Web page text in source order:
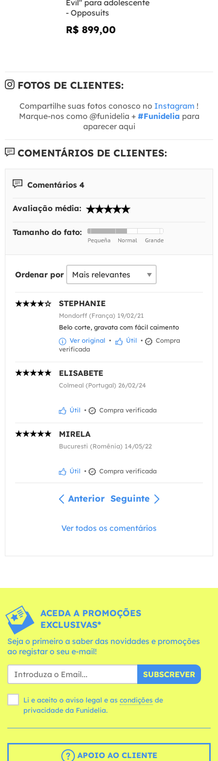
Evil" para adolescente
- Opposuits
R$ 899,00
FOTOS DE CLIENTES:
Compartilhe suas fotos conosco no Instagram !
Marque-nos como @funidelia + #Funidelia para
aparecer aqui
COMENTÁRIOS DE CLIENTES:
Comentários 4
Avaliação média:
Tamanho do fato:
Ordenar por
STEPHANIE
Mondorff (França) 19/02/21
Belo corte, gravata com fácil caimento
Ver original • Útil •
Compra
verificada
ELISABETE
Colmeal (Portugal) 26/02/24
Útil • Compra verificada
MIRELA
Bucuresti (Romênia) 14/05/22
Útil • Compra verificada
Anterior Seguinte
Ver todos os comentários
ACEDA A PROMOÇÕES
EXCLUSIVAS*
Seja o primeiro a saber das novidades e promoções
ao registar o seu e-mail!
SUBSCREVER
Li e aceito o aviso legal e as condições
privacidade da Funidelia.
APOIO AO CLIENTE